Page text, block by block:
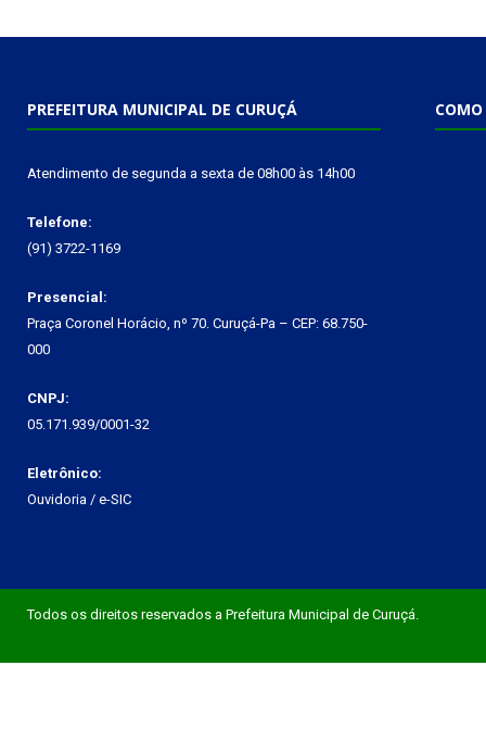
PREFEITURA MUNICIPAL DE CURUÇÁ
Atendimento de segunda a sexta de 08h00 às 14h00
Telefone:
(91) 3722-1169
Presencial:
Praça Coronel Horácio, nº 70. Curuçá-Pa – CEP: 68.750-
000
CNPJ:
05.171.939/0001-32
Eletrônico:
Ouvidoria / e-SIC
COMO
Todos os direitos reservados a Prefeitura Municipal de Curuçá.